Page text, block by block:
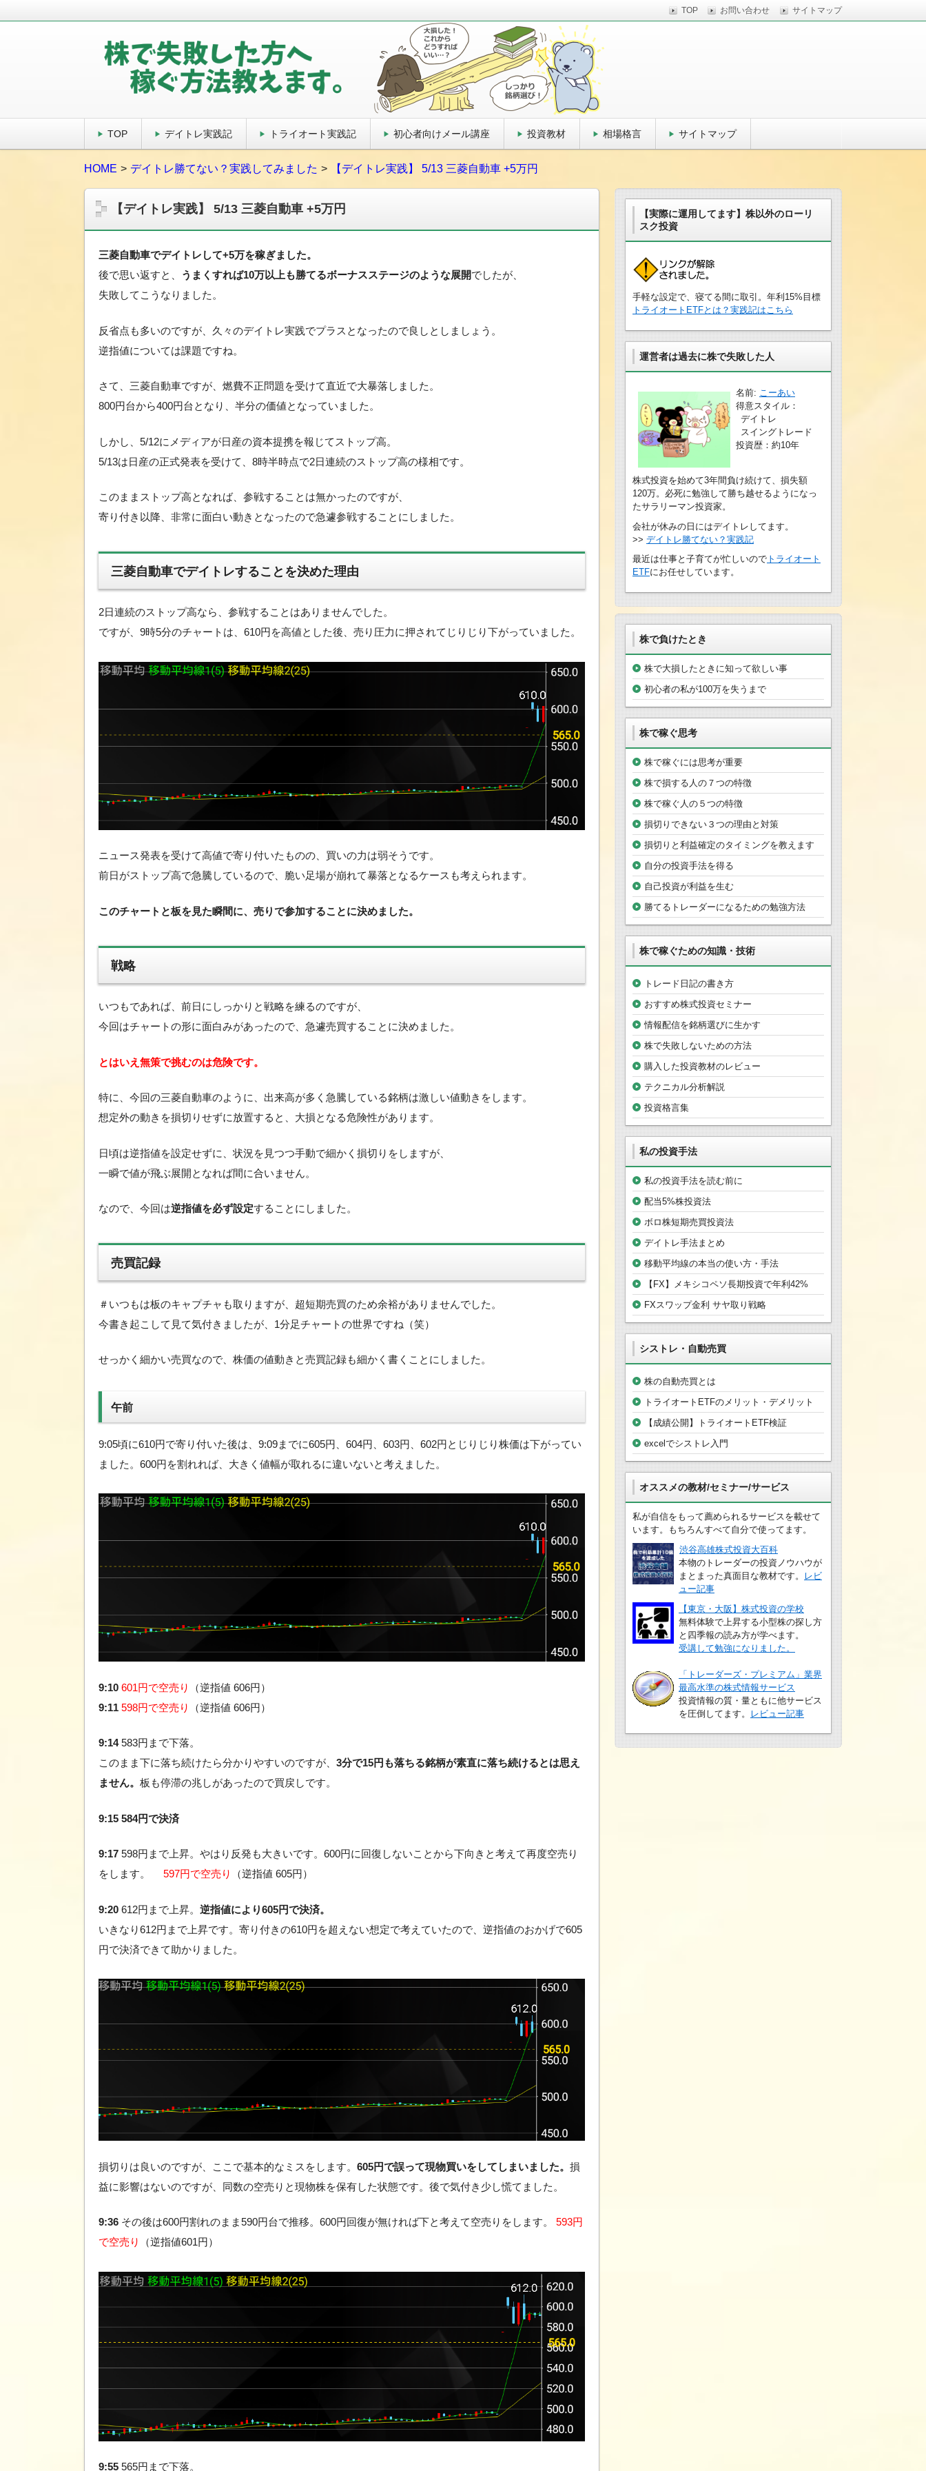
サイトマップ
TOP お問い合わせ
株で失敗した方へ 稼ぐ方法教えます
TOP デイトレ実践記 トライオート実践記 初心者向けメール講座 投資教材 相場格言 サイトマップ
HOME デイトレ勝てない？実践してみました 【デイトレ実践】 5/13 三菱自動車 +5万円
【デイトレ実践】 5/13 三菱自動車 +5万円
三菱自動車でデイトレして+5万を稼ぎました。
後で思い返すと、
うまくすれば10万以上も勝てるボーナスステージのような展開でしたが、
失敗してこうなりました。
反省点も多いのですが、久々のデイトレ実践でプラスとなったので良しとしましょう。
逆指値については課題ですね。
さて、三菱自動車ですが、燃費不正問題を受けて直近で大暴落しました。
800円台から400円台となり、半分の価値となっていました。
しかし、5/12にメディアが日産の資本提携を報じてストップ高。
5/13は日産の正式発表を受けて、8時半時点で2日連続のストップ高の様相です。
このままストップ高となれば、参戦することは無かったのですが、
寄り付き以降、非常に面白い動きとなったので急遽参戦することにしました。
三菱自動車でデイトレすることを決めた理由
2日連続のストップ高なら、参戦することはありませんでした。
ですが、9時5分のチャートは、610円を高値とした後、売り圧力に押されてじりじり下がっていました。
ニュース発表を受けて高値で寄り付いたものの、買いの力は弱そうです。
前日がストップ高で急騰しているので、脆い足場が崩れて暴落となるケースも考えられます。
このチャートと板を見た瞬間に、売りで参加することに決めました。
戦略
いつもであれば、前日にしっかりと戦略を練るのですが、
今回はチャートの形に面白みがあったので、急遽売買することに決めました。
とはいえ無策で挑むのは危険です。
特に、今回の三菱自動車のように、出来高が多く急騰している銘柄は激しい値動きをします。
想定外の動きを損切りせずに放置すると、大損となる危険性があります。
日頃は逆指値を設定せずに、状況を見つつ手動で細かく損切りをしますが、
一瞬で値が飛ぶ展開となれば間に合いません。
なので、今回は逆指値を必ず設定することにしました。
売買記録
＃いつもは板のキャプチャも取りますが、超短期売買のため余裕がありませんでした。
今書き起こして見て気付きましたが、1分足チャートの世界ですね（笑）
せっかく細かい売買なので、株価の値動きと売買記録も細かく書くことにしました。
午前
9:05頃に610円で寄り付いた後は、9:09までに605円、604円、603円、602円とじりじり株価は下がってい
ました。600円を割れれば、大きく値幅が取れるに違いないと考えました。
9:10 601円で空売り
（逆指値 606円）
9:11 598円で空売り （逆指値 606円）
9:14583円まで下落。
このまま下に落ち続けたら分かりやすいのですが、 3分で15円も落ちる銘柄が素直に落ち続けるとは思え
ません。 板も停滞の兆しがあったので買戻しです。
9:15 584円で決済
9:17 598円まで上昇。やはり反発も大きいです。600円に回復しないことから下向きと考えて再度空売り
をします。 597円で空売り （逆指値 605円）
9:20 612円まで上昇。 逆指値により605円で決済。
いきなり612円まで上昇です。寄り付きの610円を超えない想定で考えていたので、逆指値のおかげで605
円で決済できて助かりました。
損切りは良いのですが、ここで基本的なミスをします。 605円で誤って現物買いをしてしまいました。 損
益に影響はないのですが、同数の空売りと現物株を保有した状態です。後で気付き少し慌てました。
9:36 その後は600円割れのまま590円台で推移。600円回復が無ければ下と考えて空売りをします。 593円
で空売り
（逆指値601円）
9:55 565円まで下落。
【実際に運用してます】株以外のローリ
スク投資
手軽な設定で、寝てる間に取引。年利15%目標
トライオートETFとは？実践記はこちら
運営者は過去に株で失敗した人
名前: こーあい
得意スタイル：
デイトレ
スイングトレード
投資歴：約10年
株式投資を始めて3年間負け続けて、損失額
120万。必死に勉強して勝ち越せるようになっ
たサラリーマン投資家。
会社が休みの日にはデイトレしてます。
>> デイトレ勝てない？実践記
最近は仕事と子育てが忙しいので トライオート
ETFにお任せしています。
株で負けたとき
株で大損したときに知って欲しい事
初心者の私が100万を失うまで
株で稼ぐ思考
株で稼ぐには思考が重要
株で損する人の７つの特徴
株で稼ぐ人の５つの特徴
損切りできない３つの理由と対策
損切りと利益確定のタイミングを教えます
自分の投資手法を得る
自己投資が利益を生む
勝てるトレーダーになるための勉強方法
株で稼ぐための知識・技術
トレード日記の書き方
おすすめ株式投資セミナー
情報配信を銘柄選びに生かす
株で失敗しないための方法
購入した投資教材のレビュー
テクニカル分析解説
投資格言集
私の投資手法
私の投資手法を読む前に
配当5%株投資法
ボロ株短期売買投資法
デイトレ手法まとめ
移動平均線の本当の使い方・手法
【FX】メキシコペソ長期投資で年利42%
FXスワップ金利 サヤ取り戦略
シストレ・自動売買
株の自動売買とは
トライオートETFのメリット・デメリット
【成績公開】トライオートETF検証
excelでシストレ入門
オススメの教材/セミナー/サービス
私が自信をもって薦められるサービスを載せて
います。もちろんすべて自分で使ってます。
渋谷高雄株式投資大百科
本物のトレーダーの投資ノウハウが
まとまった真面目な教材です。
レビ
ュー記事
【東京・大阪】株式投資の学校
無料体験で上昇する小型株の探し方
と四季報の読み方が学べます。
受講して勉強になりました。
「トレーダーズ・プレミアム」業界
最高水準の株式情報サービス
投資情報の質・量ともに他サービス
を圧倒してます。
レビュー記事